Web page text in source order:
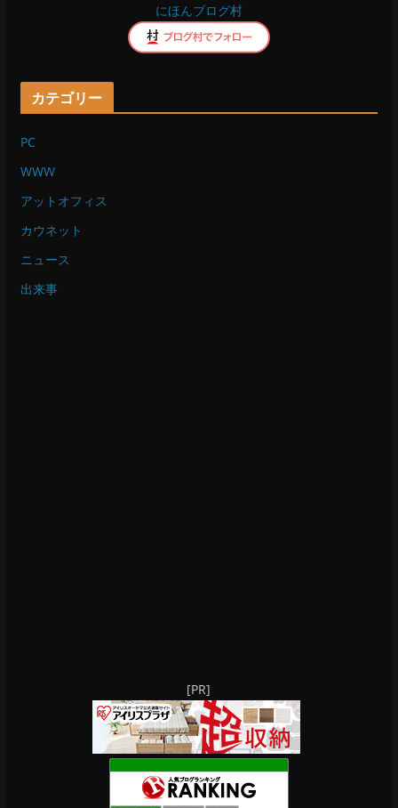
にほんブログ村
カテゴリー
PC
WWW
アットオフィス
カウネット
ニュース
出来事
[PR]